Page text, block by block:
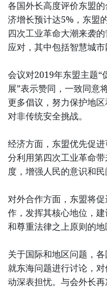
各国外长高度评价东盟
济增长预计达5%，东盟
四次工业革命大潮来袭
应对，其中包括智慧城市
会议对2019年东盟主题“
展”表示赞同，一致同意
更多倡议，努力保护地
对非传统安全挑战。
经济方面，东盟优先促
分利用第四次工业革命
度，增强人民的意识和民
对外合作方面，东盟将
作，发挥其核心地位，
和尊重法律之上原则的地
关于国际和地区问题，
就东海问题进行讨论，
动深表担忧。与会外长